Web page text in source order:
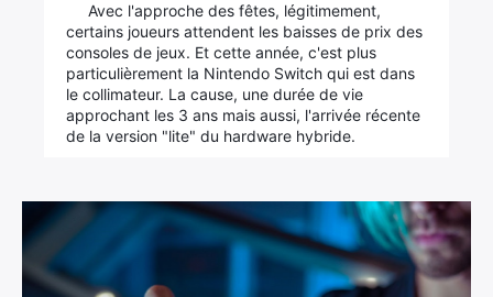
Avec l'approche des fêtes, légitimement,
certains joueurs attendent les baisses de prix des
consoles de jeux. Et cette année, c'est plus
particulièrement la Nintendo Switch qui est dans
le collimateur. La cause, une durée de vie
approchant les 3 ans mais aussi, l'arrivée récente
de la version "lite" du hardware hybride.
×